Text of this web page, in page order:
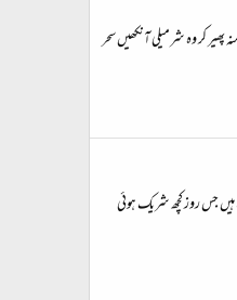
کر وہ شرمیلی آنکھیں سحر
جس روز کچھ شریک ہوئی